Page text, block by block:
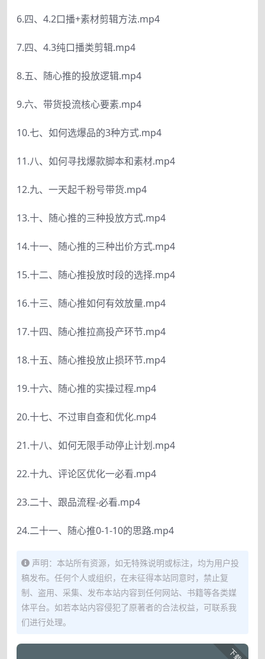
6.四、4.2口播+素材剪辑方法.mp4
7.四、4.3纯口播类剪辑.mp4
8.五、随心推的投放逻辑.mp4
9.六、带货投流核心要素.mp4
10.七、如何选爆品的3种方式.mp4
11.八、如何寻找爆款脚本和素材.mp4
12.九、一天起千粉号带货.mp4
13.十、随心推的三种投放方式.mp4
14.十一、随心推的三种出价方式.mp4
15.十二、随心推投放时段的选择.mp4
16.十三、随心推如何有效放量.mp4
17.十四、随心推拉高投产环节.mp4
18.十五、随心推投放止损环节.mp4
19.十六、随心推的实操过程.mp4
20.十七、不过审自查和优化.mp4
21.十八、如何无限手动停止计划.mp4
22.十九、评论区优化一必看.mp4
23.二十、跟品流程-必看.mp4
24.二十一、随心推0-1-10的思路.mp4
声明：本站所有资源，如无特殊说明或标注，均为用户投
稿发布。任何个人或组织，在未征得本站同意时，禁止复
制、盗用、采集、发布本站内容到任何网站、书籍等各类媒
体平台。如若本站内容侵犯了原著者的合法权益，可联系我
们进行处理。
下载